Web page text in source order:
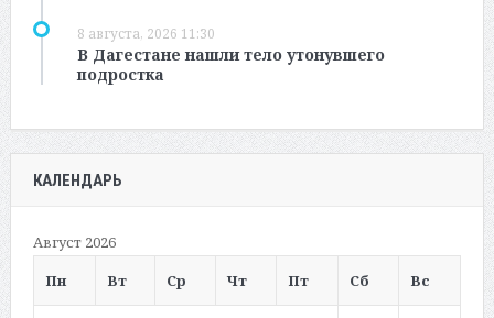
8 августа, 2026 11:30
В Дагестане нашли тело утонувшего
подростка
КАЛЕНДАРЬ
Август 2026
Пн
Вт Ср Чт Пт Сб Вс